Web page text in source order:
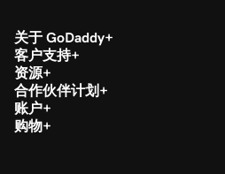
关于 GoDaddy
客户支持
资源
合作伙伴计划
账户
购物